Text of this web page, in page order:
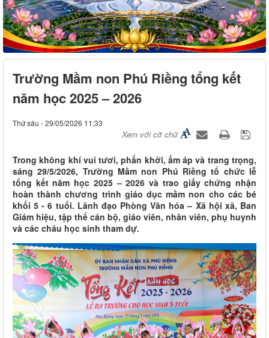
Trường Mầm non Phú Riềng tổng kết
năm học 2025 – 2026
Thứ sáu - 29/05/2026 11:33
Xem với cỡ chữ
Trong không khí vui tươi, phấn khởi, ấm áp và trang trọng,
sáng 29/5/2026, Trường Mầm non Phú Riềng tổ chức lễ
tổng kết năm học 2025 – 2026 và trao giấy chứng nhận
hoàn thành chương trình giáo dục mầm non cho các bé
khối 5 - 6 tuổi. Lãnh đạo Phòng Văn hóa – Xã hội xã, Ban
Giám hiệu, tập thể cán bộ, giáo viên, nhân viên, phụ huynh
và các cháu học sinh tham dự.